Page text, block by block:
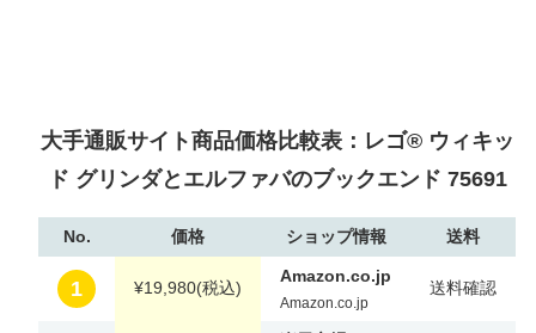
大手通販サイト商品価格比較表：レゴ® ウィキッ
ド グリンダとエルファバのブックエンド 75691
No. 価格 ショップ情報 送料
1 ¥19,980(税込)
Amazon.co.jp
Amazon.co.jp
送料確認